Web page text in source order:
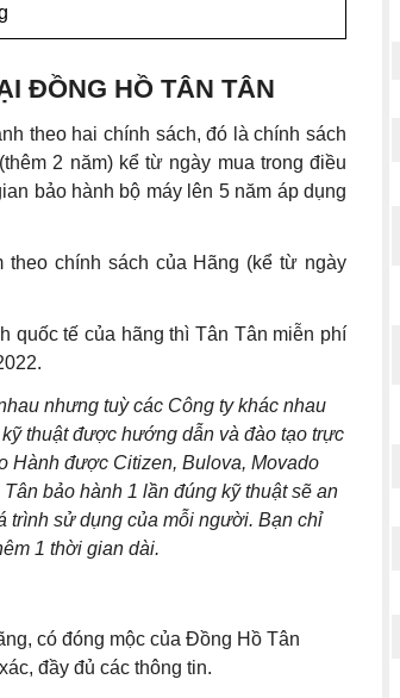
ĐỒNG HỒ TÂN TÂN
theo hai chính sách, đó là chính sách
2 năm) kể từ ngày mua trong điều
bảo hành bộ máy lên 5 năm áp dụng
theo chính sách của Hãng (kể từ ngày
quốc tế của hãng thì Tân Tân miễn phí
nhưng tuỳ các Công ty khác nhau
thuật được hướng dẫn và đào tạo trực
Hành được Citizen, Bulova, Movado
bảo hành 1 lần đúng kỹ thuật sẽ an
trình sử dụng của mỗi người. Bạn chỉ
1 thời gian dài.
có đóng mộc của Đồng Hồ Tân
đầy đủ các thông tin.